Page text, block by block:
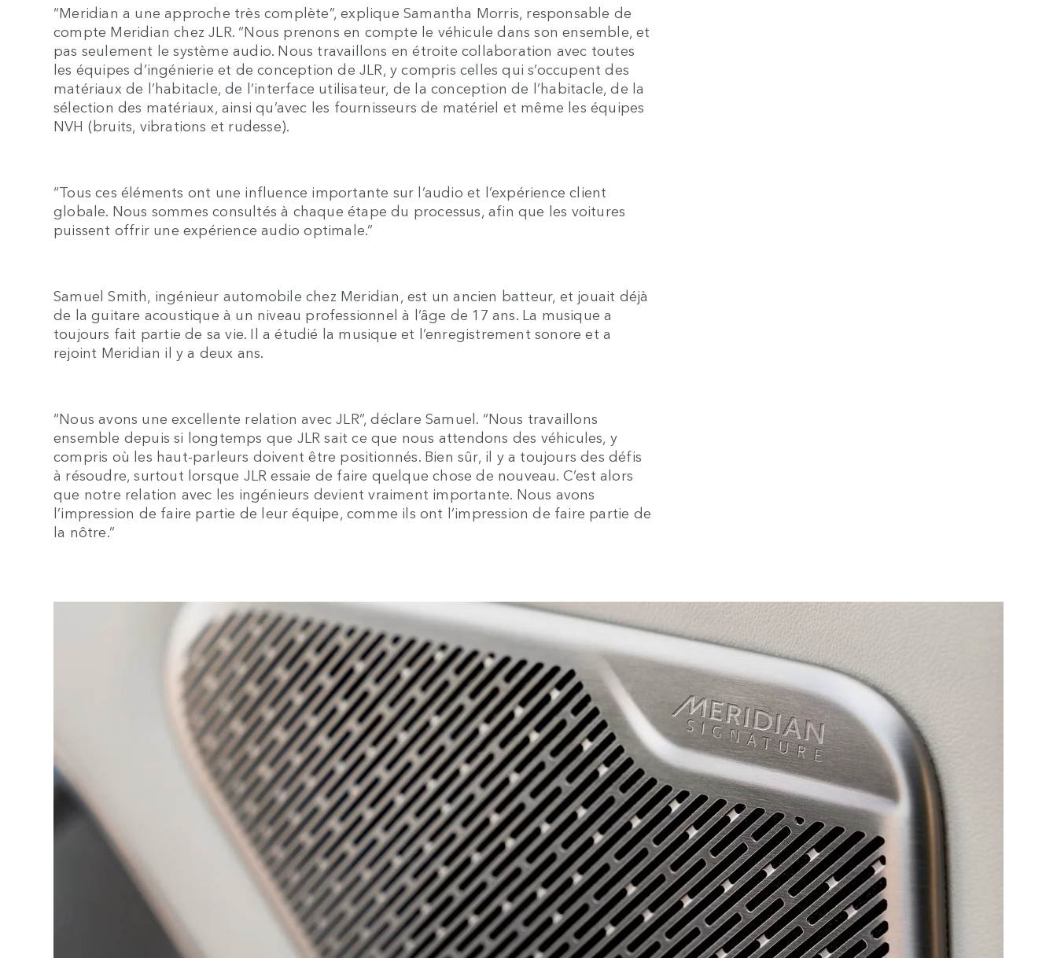
“Meridian a une approche très complète”, explique Samantha Morris, responsable de
compte Meridian chez JLR. “Nous prenons en compte le véhicule dans son ensemble, et
pas seulement le système audio. Nous travaillons en étroite collaboration avec toutes
les équipes d’ingénierie et de conception de JLR, y compris celles qui s’occupent des
matériaux de l’habitacle, de l’interface utilisateur, de la conception de l’habitacle, de la
sélection des matériaux, ainsi qu’avec les fournisseurs de matériel et même les équipes
NVH (bruits, vibrations et rudesse).
“Tous ces éléments ont une influence importante sur l’audio et l’expérience client
globale. Nous sommes consultés à chaque étape du processus, afin que les voitures
puissent offrir une expérience audio optimale.”
Samuel Smith, ingénieur automobile chez Meridian, est un ancien batteur, et jouait déjà
de la guitare acoustique à un niveau professionnel à l’âge de 17 ans. La musique a
toujours fait partie de sa vie. Il a étudié la musique et l’enregistrement sonore et a
rejoint Meridian il y a deux ans.
“Nous avons une excellente relation avec JLR”, déclare Samuel. “Nous travaillons
ensemble depuis si longtemps que JLR sait ce que nous attendons des véhicules, y
compris où les haut-parleurs doivent être positionnés. Bien sûr, il y a toujours des défis
à résoudre, surtout lorsque JLR essaie de faire quelque chose de nouveau. C’est alors
que notre relation avec les ingénieurs devient vraiment importante. Nous avons
l’impression de faire partie de leur équipe, comme ils ont l’impression de faire partie de
la nôtre.”